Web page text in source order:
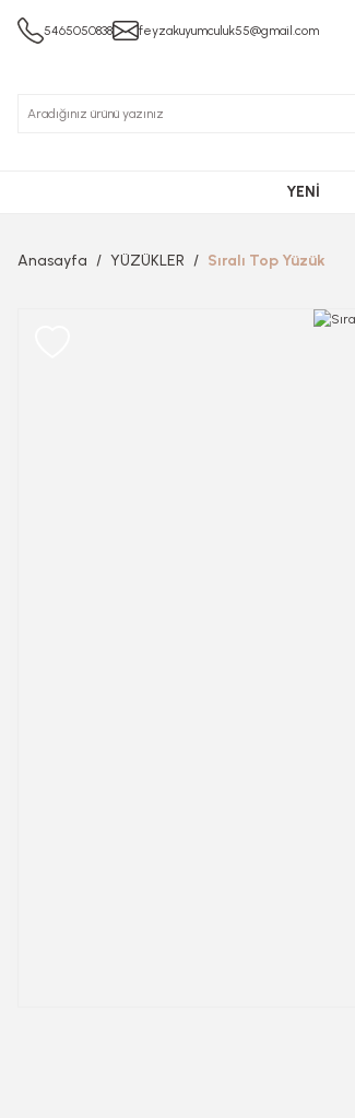
5465050838 feyzakuyumculuk55@gmail.com
YENİ
Anasayfa YÜZÜKLER Sıralı Top Yüzük